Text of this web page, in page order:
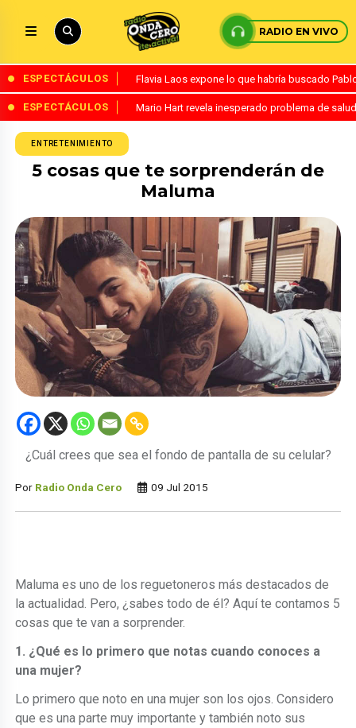
RADIO EN VIVO
ESPECTÁCULOS Flavia Laos expone lo que habría buscado
ESPECTÁCULOS Mario Hart revela inesperado problema de
ENTRETENIMIENTO
5 cosas que te sorprenderán de
Maluma
¿Cuál crees que sea el fondo de pantalla de su celular?
Por Radio Onda Cero 09 Jul 2015
Maluma es uno de los reguetoneros más destacados de
la actualidad. Pero, ¿sabes todo de él? Aquí te contamos 5
cosas que te van a sorprender.
1. ¿Qué es lo primero que notas cuando conoces a
una mujer?
Lo primero que noto en una mujer son los ojos. Considero
que es una parte muy importante y también noto sus